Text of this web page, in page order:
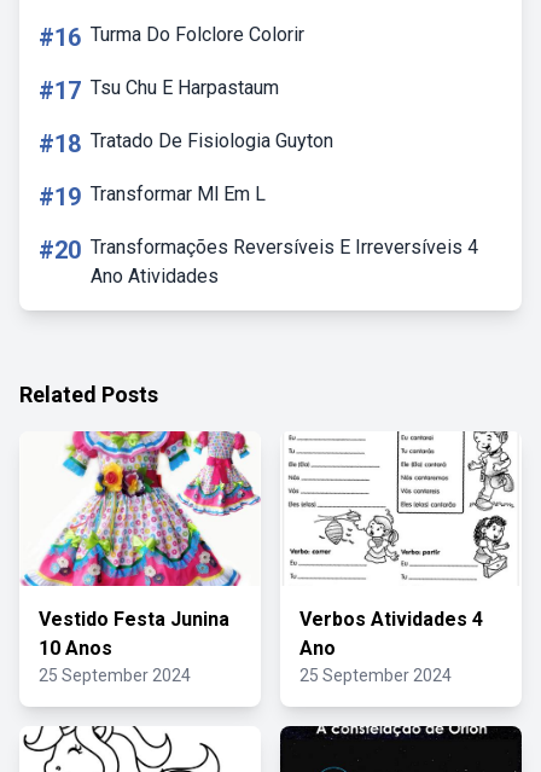
#16 Turma Do Folclore Colorir
#17 Tsu Chu E Harpastaum
#18 Tratado De Fisiologia Guyton
#19 Transformar Ml Em L
#20 Transformações Reversíveis E Irreversíveis 4
Ano Atividades
Related Posts
Vestido Festa Junina
10 Anos
25 September 2024
Verbos Atividades 4
Ano
25 September 2024